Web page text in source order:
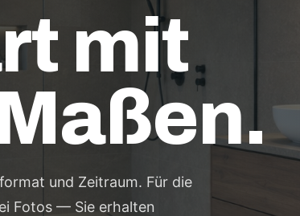
mit
und Zeitraum. Für die
Fotos — Sie erhalten